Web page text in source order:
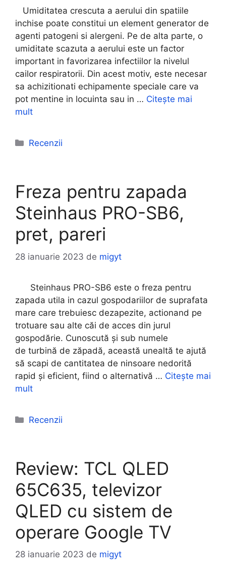
Umiditatea crescuta a aerului din spatiile
inchise poate constitui un element generator de
agenti patogeni si alergeni. Pe de alta parte, o
umiditate scazuta a aerului este un factor
important in favorizarea infectiilor la nivelul
cailor respiratorii. Din acest motiv, este necesar
sa achizitionati echipamente speciale care va
pot mentine in locuinta sau in … Citește mai
mult
Categorii
Recenzii
Freza pentru zapada
Steinhaus PRO-SB6,
pret, pareri
28 ianuarie 2023 de migyt
Steinhaus PRO-SB6 este o freza pentru
zapada utila in cazul gospodariilor de suprafata
mare care trebuiesc dezapezite, actionand pe
trotuare sau alte căi de acces din jurul
gospodărie. Cunoscută și sub numele
de turbină de zăpadă, această unealtă te ajută
să scapi de cantitatea de ninsoare nedorită
rapid și eficient, fiind o alternativă … Citește mai
mult
Categorii
Recenzii
Review: TCL QLED
65C635, televizor
QLED cu sistem de
operare Google TV
28 ianuarie 2023 de migyt